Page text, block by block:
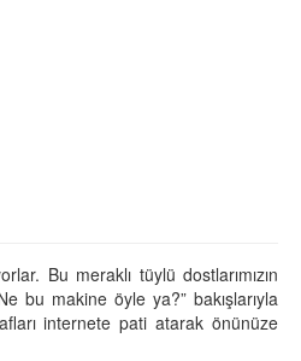
Bu meraklı tüylü dostlarımızın
bu makine öyle ya?” bakışlarıyla
internete pati atarak önünüze